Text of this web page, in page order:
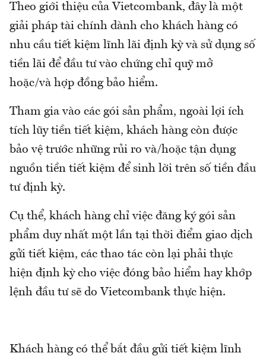
Theo giới thiệu của Vietcombank, đây là một
giải pháp tài chính dành cho khách hàng có
nhu cầu tiết kiệm lĩnh lãi định kỳ và sử dụng số
tiền lãi để đầu tư vào chứng chỉ quỹ mở
hoặc/và hợp đồng bảo hiểm.
Tham gia vào các gói sản phẩm, ngoài lợi ích
tích lũy tiền tiết kiệm, khách hàng còn được
bảo vệ trước những rủi ro và/hoặc tận dụng
nguồn tiền tiết kiệm để sinh lời trên số tiền đầu
tư định kỳ.
Cụ thể, khách hàng chỉ việc đăng ký gói sản
phẩm duy nhất một lần tại thời điểm giao dịch
gửi tiết kiệm, các thao tác còn lại phải thực
hiện định kỳ cho việc đóng bảo hiểm hay khớp
lệnh đầu tư sẽ do Vietcombank thực hiện.
Khách hàng có thể bắt đầu gửi tiết kiệm lĩnh